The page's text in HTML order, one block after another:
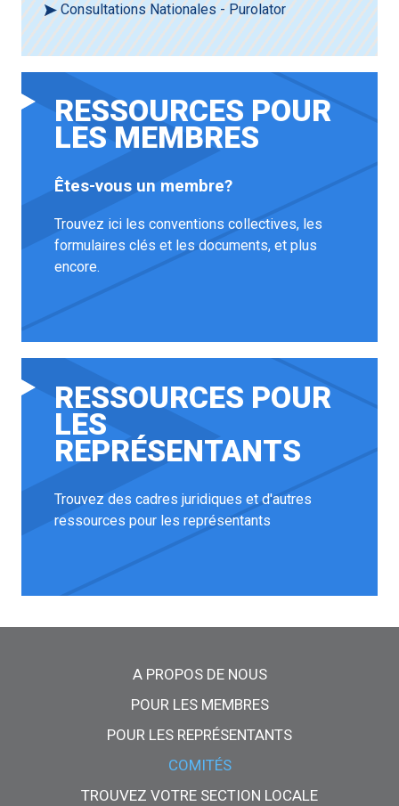
Consultations Nationales - Purolator
RESSOURCES POUR
LES MEMBRES
Êtes-vous un membre?
Trouvez ici les conventions collectives, les
formulaires clés et les documents, et plus
encore.
RESSOURCES POUR
LES
REPRÉSENTANTS
Trouvez des cadres juridiques et d'autres
ressources pour les représentants
A PROPOS DE NOUS
POUR LES MEMBRES
POUR LES REPRÉSENTANTS
COMITÉS
TROUVEZ VOTRE SECTION LOCALE